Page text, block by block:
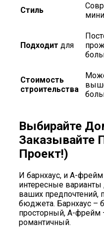
Стиль
Подходит для
Стоимость
строительства
Выбирайте
Заказывайте
Проект!)
И барнхаус, и А-
интересные
ваших предпочтений,
бюджета. Барнхаус –
просторный, А-фрейм
романтичный.